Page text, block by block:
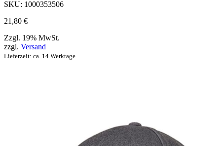
SKU: 1000353506
21,80 €
Zzgl. 19% MwSt.
zzgl. Versand
Lieferzeit: ca. 14 Werktage